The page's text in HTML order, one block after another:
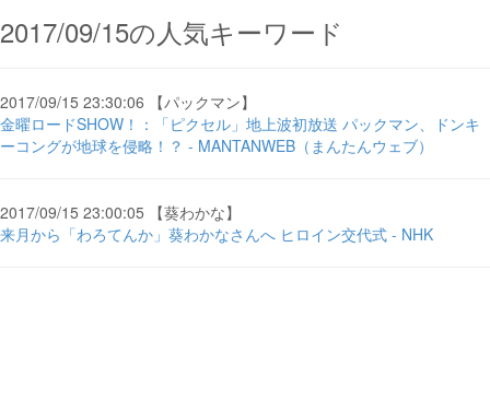
2017/09/15の人気キーワード
2017/09/15 23:30:06 【パックマン】
金曜ロードSHOW！：「ピクセル」地上波初放送 パックマン、ドンキ
ーコングが地球を侵略！？ - MANTANWEB（まんたんウェブ）
2017/09/15 23:00:05 【葵わかな】
来月から「わろてんか」葵わかなさんへ ヒロイン交代式 - NHK